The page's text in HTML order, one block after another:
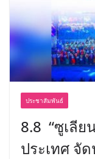
ประชาสัมพันธ์
8.8 “ซูเลีย
ประเทศ จั